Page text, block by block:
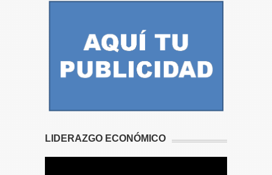
LIDERAZGO ECONÓMICO